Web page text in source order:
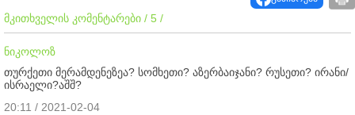
მკითხველის კომენტარები / 5 /
ნიკოლოზ
თურქეთი მერამდენეზეა? სომხეთი? აზერბაიჯანი? რუსეთი? ირანი/
ისრაელი?აშშ?
20:11 / 2021-02-04